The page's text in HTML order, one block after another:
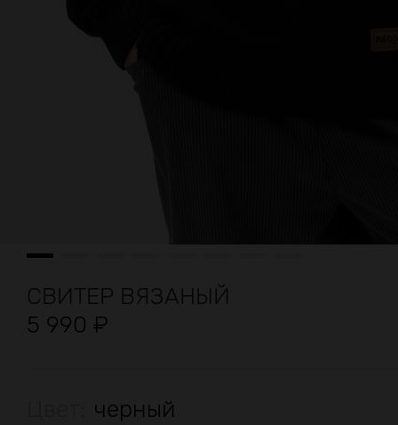
СВИТЕР ВЯЗАНЫЙ
5 990 ₽
черный